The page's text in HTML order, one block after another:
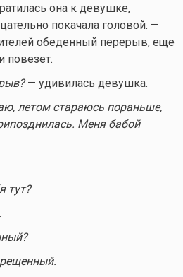
она к девушке,
покачала головой. —
обеденный перерыв, еще
повезет.
— удивилась девушка.
летом стараюсь пораньше,
Меня бабой
тут?